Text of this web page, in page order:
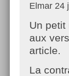
Elmar 24
Un petit
aux
article.
La